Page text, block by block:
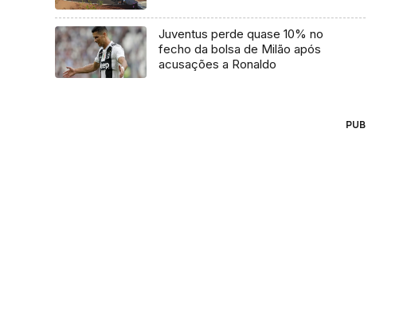
Juventus perde quase 10% no
fecho da bolsa de Milão após
acusações a Ronaldo
PUB